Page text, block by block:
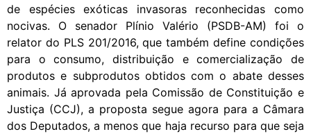
de espécies exóticas invasoras reconhecidas como
nocivas. O senador Plínio Valério (PSDB-AM) foi o
relator do PLS 201/2016, que também define condições
para o consumo, distribuição e comercialização de
produtos e subprodutos obtidos com o abate desses
animais. Já aprovada pela Comissão de Constituição e
Justiça (CCJ), a proposta segue agora para a Câmara
dos Deputados, a menos que haja recurso para que seja